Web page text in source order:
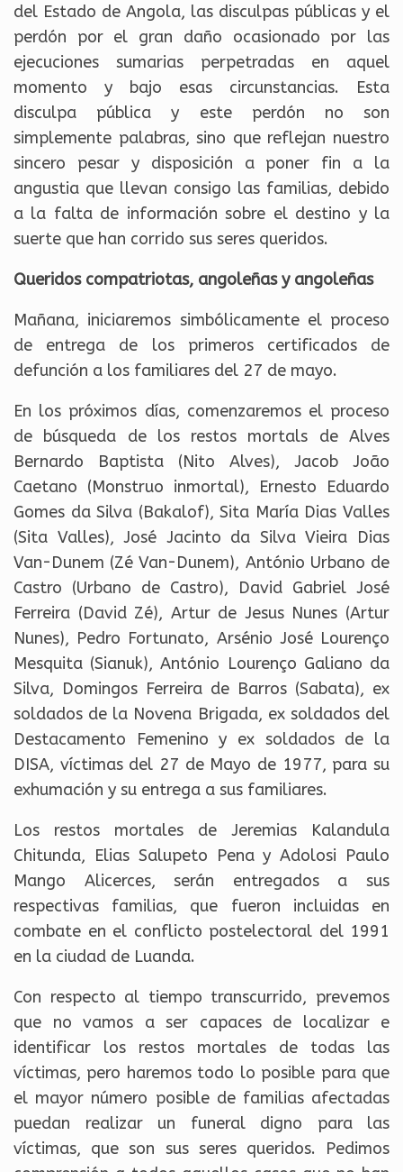
del Estado de Angola, las disculpas públicas y el
perdón por el gran daño ocasionado por las
ejecuciones sumarias perpetradas en aquel
momento y bajo esas circunstancias. Esta
disculpa pública y este perdón no son
simplemente palabras, sino que reflejan nuestro
sincero pesar y disposición a poner fin a la
angustia que llevan consigo las familias, debido
a la falta de información sobre el destino y la
suerte que han corrido sus seres queridos.
Queridos compatriotas, angoleñas y angoleñas
Mañana, iniciaremos simbólicamente el proceso
de entrega de los primeros certificados de
defunción a los familiares del 27 de mayo.
En los próximos días, comenzaremos el proceso
de búsqueda de los restos mortals de Alves
Bernardo Baptista (Nito Alves), Jacob João
Caetano (Monstruo inmortal), Ernesto Eduardo
Gomes da Silva (Bakalof), Sita María Dias Valles
(Sita Valles), José Jacinto da Silva Vieira Dias
Van-Dunem (Zé Van-Dunem), António Urbano de
Castro (Urbano de Castro), David Gabriel José
Ferreira (David Zé), Artur de Jesus Nunes (Artur
Nunes), Pedro Fortunato, Arsénio José Lourenço
Mesquita (Sianuk), António Lourenço Galiano da
Silva, Domingos Ferreira de Barros (Sabata), ex
soldados de la Novena Brigada, ex soldados del
Destacamento Femenino y ex soldados de la
DISA, víctimas del 27 de Mayo de 1977, para su
exhumación y su entrega a sus familiares.
Los restos mortales de Jeremias Kalandula
Chitunda, Elias Salupeto Pena y Adolosi Paulo
Mango Alicerces, serán entregados a sus
respectivas familias, que fueron incluidas en
combate en el conflicto postelectoral del 1991
en la ciudad de Luanda.
Con respecto al tiempo transcurrido, prevemos
que no vamos a ser capaces de localizar e
identificar los restos mortales de todas las
víctimas, pero haremos todo lo posible para que
el mayor número posible de familias afectadas
puedan realizar un funeral digno para las
víctimas, que son sus seres queridos. Pedimos